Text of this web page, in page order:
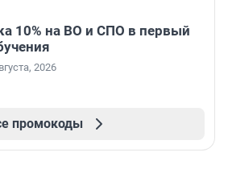
10% на ВО и СПО в первый
2026
промокоды